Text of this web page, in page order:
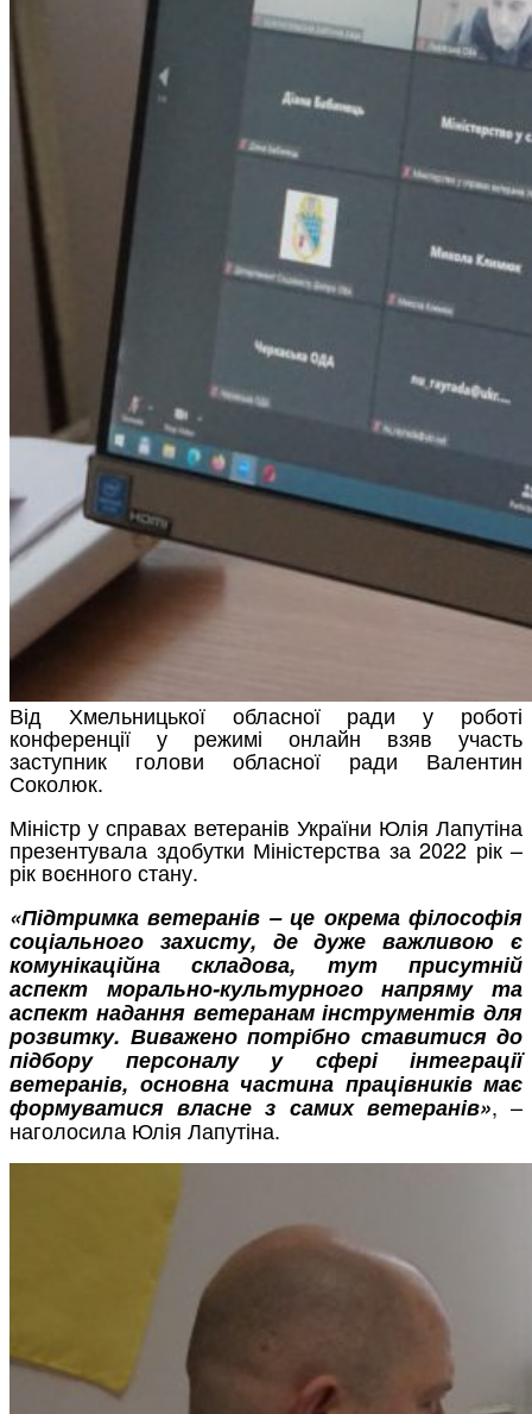
Від Хмельницької обласної ради у роботі
конференції у режимі онлайн взяв участь
заступник голови обласної ради Валентин
Соколюк.
Міністр у справах ветеранів України Юлія Лапутіна
презентувала здобутки Міністерства за 2022 рік –
рік воєнного стану.
«Підтримка ветеранів – це окрема філософія
соціального захисту, де дуже важливою є
комунікаційна складова, тут присутній
аспект морально-культурного напряму та
аспект надання ветеранам інструментів для
розвитку. Виважено потрібно ставитися до
підбору персоналу у сфері інтеграції
ветеранів, основна частина працівників має
формуватися власне з самих ветеранів», –
наголосила Юлія Лапутіна.